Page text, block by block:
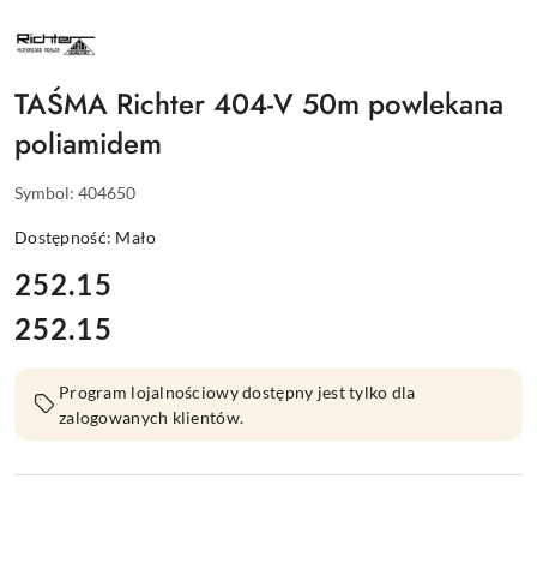
NAZWA
PRODUCENTA:
TAŚMA Richter 404-V 50m powlekana
poliamidem
Symbol: 404650
Dostępność: Mało
cena:
252.15
Cena:
252.15
Program lojalnościowy dostępny jest tylko dla
zalogowanych klientów.